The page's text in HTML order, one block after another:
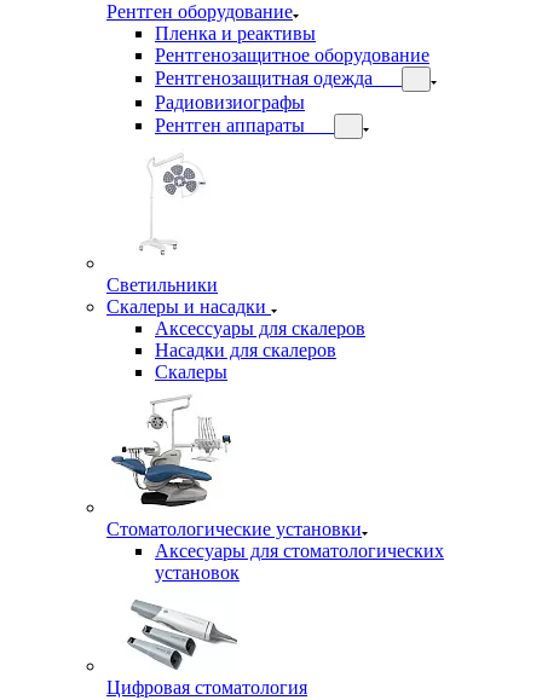
Рентген оборудование
Пленка и реактивы
Рентгенозащитное оборудование
Рентгенозащитная одежда
Радиовизиографы
Рентген аппараты
Светильники
Скалеры и насадки
Аксессуары для скалеров
Насадки для скалеров
Скалеры
Стоматологические установки
Аксесуары для стоматологических
установок
Цифровая стоматология